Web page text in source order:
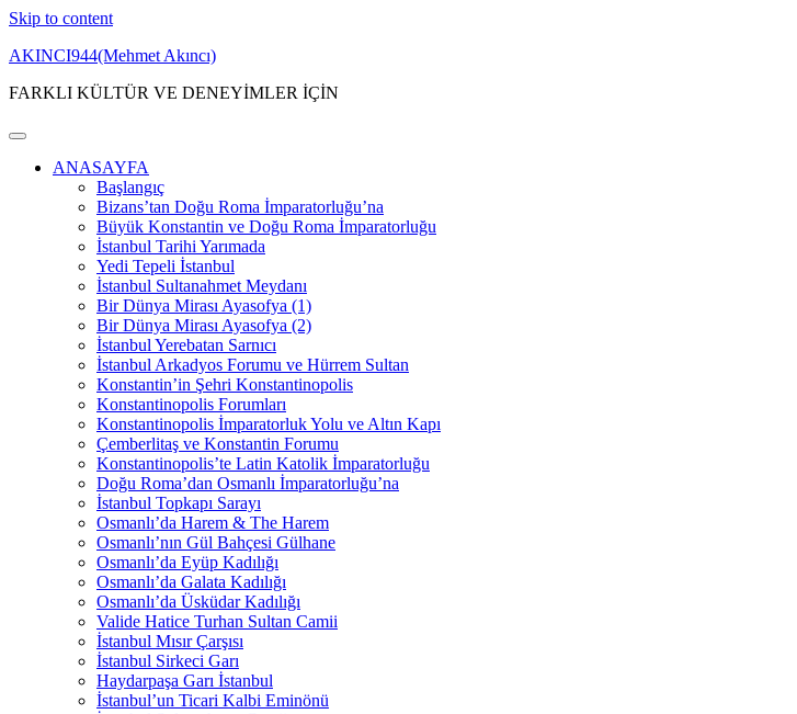
Skip to content
AKINCI944(Mehmet Akıncı)
FARKLI KÜLTÜR VE DENEYİMLER İÇİN
ANASAYFA
Başlangıç
Bizans’tan Doğu Roma İmparatorluğu’na
Büyük Konstantin ve Doğu Roma İmparatorluğu
İstanbul Tarihi Yarımada
Yedi Tepeli İstanbul
İstanbul Sultanahmet Meydanı
Bir Dünya Mirası Ayasofya (1)
Bir Dünya Mirası Ayasofya (2)
İstanbul Yerebatan Sarnıcı
İstanbul Arkadyos Forumu ve Hürrem Sultan
Konstantin’in Şehri Konstantinopolis
Konstantinopolis Forumları
Konstantinopolis İmparatorluk Yolu ve Altın Kapı
Çemberlitaş ve Konstantin Forumu
Konstantinopolis’te Latin Katolik İmparatorluğu
Doğu Roma’dan Osmanlı İmparatorluğu’na
İstanbul Topkapı Sarayı
Osmanlı’da Harem & The Harem
Osmanlı’nın Gül Bahçesi Gülhane
Osmanlı’da Eyüp Kadılığı
Osmanlı’da Galata Kadılığı
Osmanlı’da Üsküdar Kadılığı
Valide Hatice Turhan Sultan Camii
İstanbul Mısır Çarşısı
İstanbul Sirkeci Garı
Haydarpaşa Garı İstanbul
İstanbul’un Ticari Kalbi Eminönü